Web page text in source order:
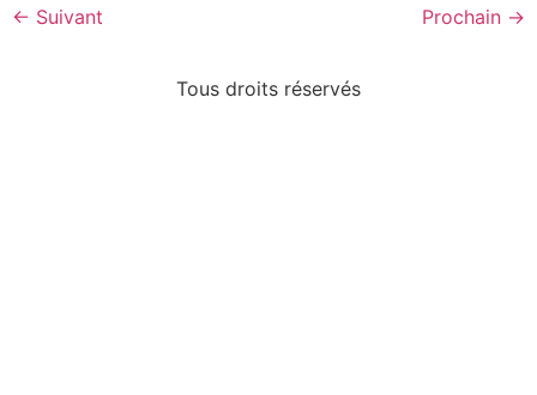
← Suivant Prochain →
Tous droits réservés